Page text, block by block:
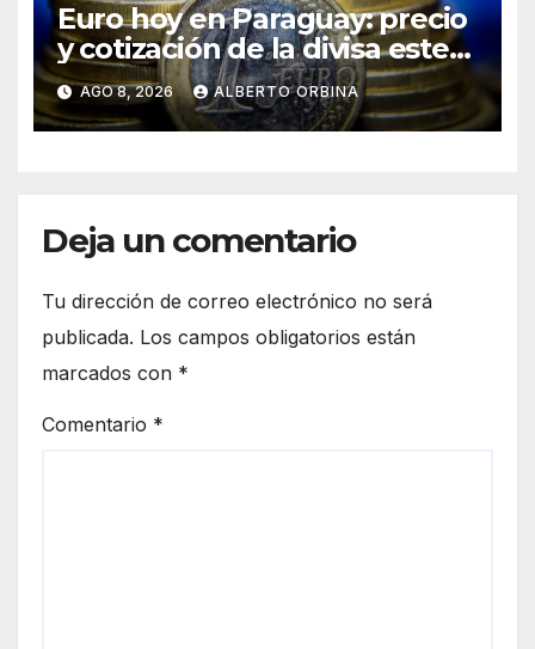
Euro hoy en Paraguay: precio
y cotización de la divisa este
sábado 8 de agosto de 2026
AGO 8, 2026 ALBERTO ORBINA
Deja un comentario
Tu dirección de correo electrónico no será
publicada. Los campos obligatorios están
marcados con *
Comentario *